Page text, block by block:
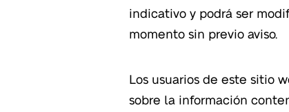
indicativo y podrá ser
momento sin previo aviso.
Los usuarios de este sitio
sobre la información